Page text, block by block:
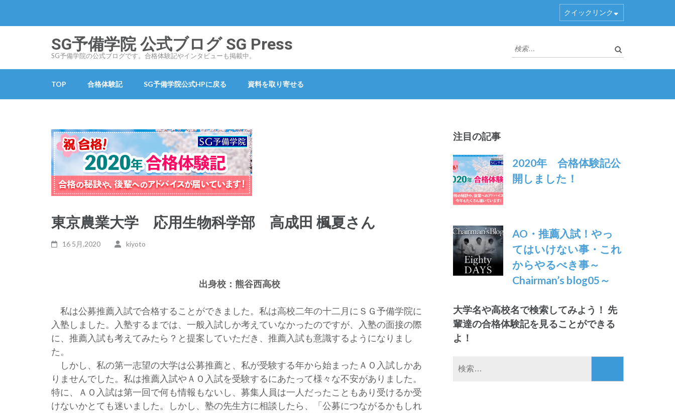
キ
クイックリンク
SG予備学院 公式ブログ SG Press
SG予備学院の公式ブログです。合格体験記やインタビューも掲載中。
検
索:
TOP 合格体験記 SG予備学院公式HPに戻る 資料を取り寄せる
東京農業大学 応用生物科学部 高成田 楓夏さん
16 5月,2020 kiyoto
出身校：熊谷西高校
私は公募推薦入試で合格することができました。私は高校二年の十二月にＳＧ予備学院に
入塾しました。入塾するまでは、一般入試しか考えていなかったのですが、入塾の面接の際
に、推薦入試も考えてみたら？と提案していただき、推薦入試も意識するようになりまし
た。
しかし、私の第一志望の大学は公募推薦と、私が受験する年から始まったＡＯ入試しかあ
りませんでした。私は推薦入試やＡＯ入試を受験するにあたって様々な不安がありました。
特に、ＡＯ入試は第一回で何も情報もないし、募集人員は一人だったこともあり受けるか受
けないかとても迷いました。しかし、塾の先生方に相談したら、「公募につながるかもしれ
注目の記事
2020年 合格体験記公
開しました！
AO・推薦入試！やっ
てはいけない事・これ
からやるべき事～
Chairman’s blog05～
大学名や高校名で検索してみよう！ 先
輩達の合格体験記を見ることができる
よ！